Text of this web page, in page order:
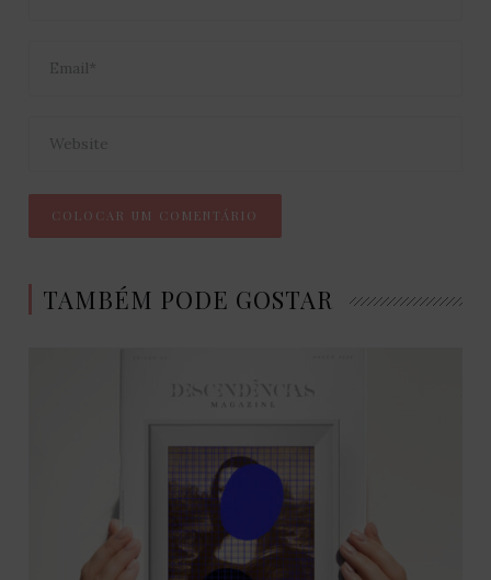
TAMBÉM PODE GOSTAR